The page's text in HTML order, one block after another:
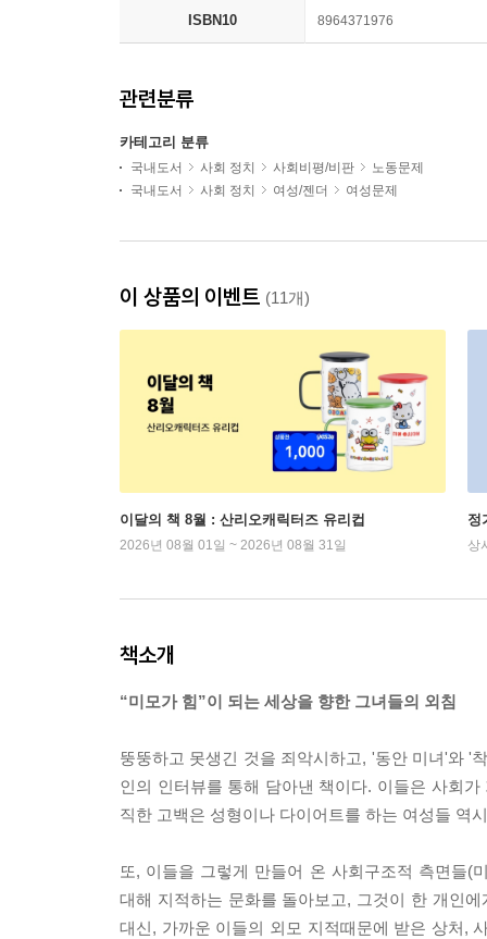
ISBN10 8964371976
관련분류
카테고리 분류
국내도서 사회 정치 사회비평/비판
노동문제
국내도서
사회 정치 여성/젠더 여성문제
이 상품의 이벤트 (11개)
이달의 책 8월 : 산리오캐릭터즈 유리컵
2026년 08월 01일 ~ 2026년 08월 31일
정
상
책소개
“미모가 힘”이 되는 세상을 향한 그녀들의 외침
뚱뚱하고 못생긴 것을 죄악시하고, '동안 미녀'와 '
인의 인터뷰를 통해 담아낸 책이다. 이들은 사회
직한 고백은 성형이나 다이어트를 하는 여성들 역
또, 이들을 그렇게 만들어 온 사회구조적 측면들(
대해 지적하는 문화를 돌아보고, 그것이 한 개인
대신, 가까운 이들의 외모 지적때문에 받은 상처,